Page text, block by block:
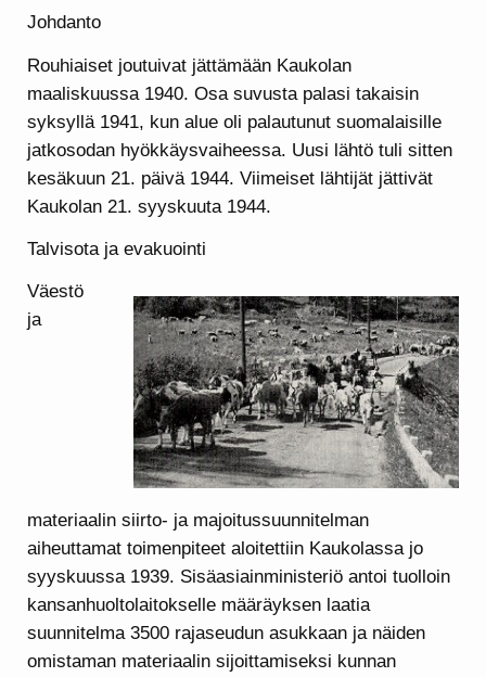
Johdanto
Rouhiaiset joutuivat jättämään Kaukolan
maaliskuussa 1940. Osa suvusta palasi takaisin
syksyllä 1941, kun alue oli palautunut suomalaisille
jatkosodan hyökkäysvaiheessa. Uusi lähtö tuli sitten
kesäkuun 21. päivä 1944. Viimeiset lähtijät jättivät
Kaukolan 21. syyskuuta 1944.
Talvisota ja evakuointi
Väestö
ja
materiaalin siirto- ja majoitussuunnitelman
aiheuttamat toimenpiteet aloitettiin Kaukolassa jo
syyskuussa 1939. Sisäasiainministeriö antoi tuolloin
kansanhuoltolaitokselle määräyksen laatia
suunnitelma 3500 rajaseudun asukkaan ja näiden
omistaman materiaalin sijoittamiseksi kunnan